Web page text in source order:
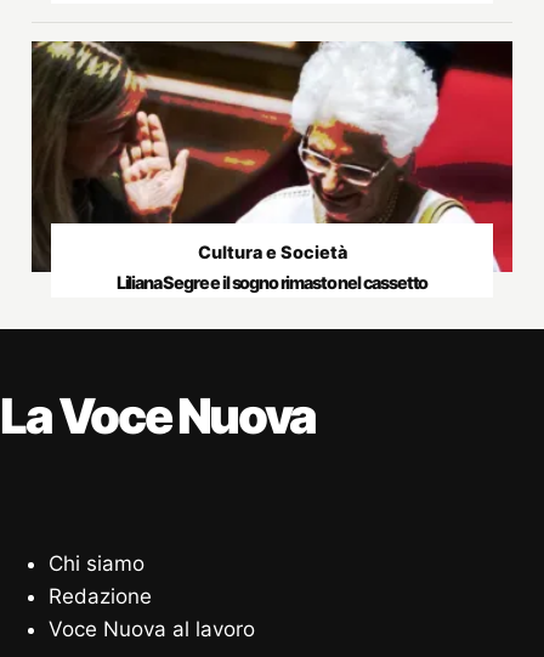
Cultura e Società
Liliana Segre e il sogno rimasto nel cassetto
La Voce Nuova
Chi siamo
Redazione
Voce Nuova al lavoro